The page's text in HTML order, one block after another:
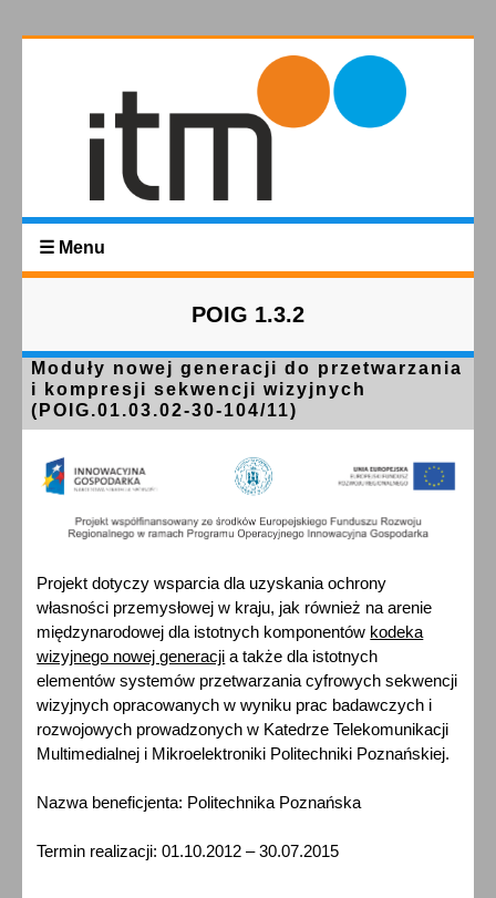
☰ Menu
POIG 1.3.2
Moduły nowej generacji do przetwarzania
i kompresji sekwencji wizyjnych
(POIG.01.03.02-30-104/11)
Projekt dotyczy wsparcia dla uzyskania ochrony
własności przemysłowej w kraju, jak również na arenie
międzynarodowej dla istotnych komponentów kodeka
wizyjnego nowej generacji a także dla istotnych
elementów systemów przetwarzania cyfrowych sekwencji
wizyjnych opracowanych w wyniku prac badawczych i
rozwojowych prowadzonych w Katedrze Telekomunikacji
Multimedialnej i Mikroelektroniki Politechniki Poznańskiej.
Nazwa beneficjenta: Politechnika Poznańska
Termin realizacji: 01.10.2012 – 30.07.2015